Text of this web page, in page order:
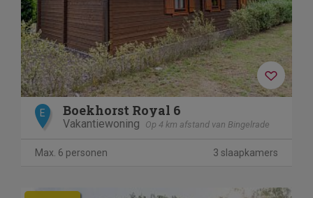
E Boekhorst Royal 6
Vakantiewoning Op 4 km afstand van Bingelrade
Max. 6 personen 3 slaapkamers